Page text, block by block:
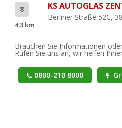
8
4,3 km
KS AUTOGLAS
Berliner Straße 52C,
Brauchen Sie Informationen
Rufen Sie uns an, wir helfen
0800-210 8000